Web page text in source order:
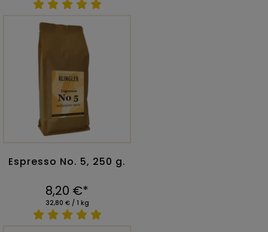
Espresso No. 5, 250 g.
8,20 €*
32,80 € / 1 kg